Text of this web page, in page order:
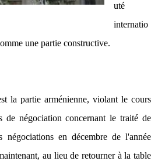
uté
internatio
une partie constructive.
la partie arménienne, violant le cours
de négociation concernant le traité de
en décembre de l'année
au lieu de retourner à la table